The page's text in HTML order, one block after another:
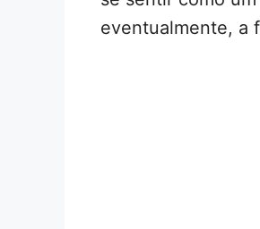
eventualmente, a